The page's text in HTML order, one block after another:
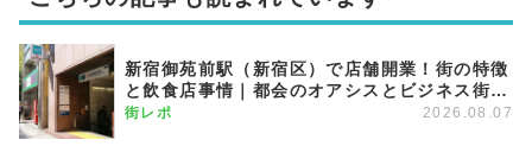
新宿御苑前駅（新宿区）で店舗開業！街の特徴
と飲食店事情｜都会のオアシスとビジネス街が
調和する優雅な街
街レポ 2026.08.07